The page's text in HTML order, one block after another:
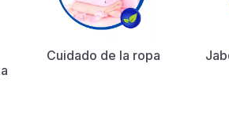
Cuidado de la ropa